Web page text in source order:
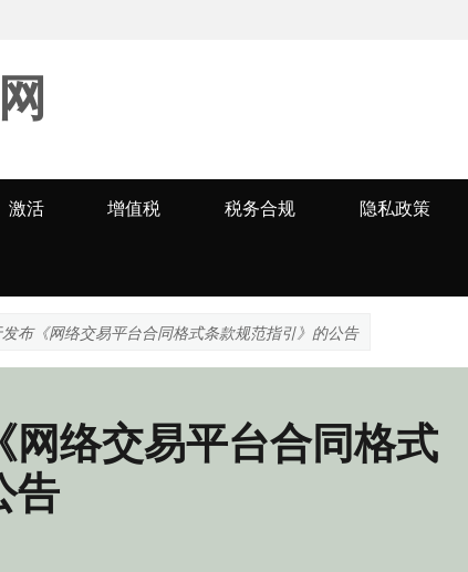
激活 增值税 税务合规 隐私政策
发布《网络交易平台合同格式条款规范指引》的公告
络交易平台合同格式
告